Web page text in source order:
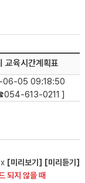
교육시간계획표
06-05 09:18:50
613-0211 ]
[미리보기]
[미리듣기]
되지 않을 때